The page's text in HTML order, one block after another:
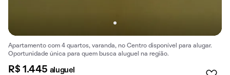
Apartamento com 4 quartos, varanda, no Centro disponível para alugar.
Oportunidade única para quem busca aluguel na região.
R$ 1.445 aluguel